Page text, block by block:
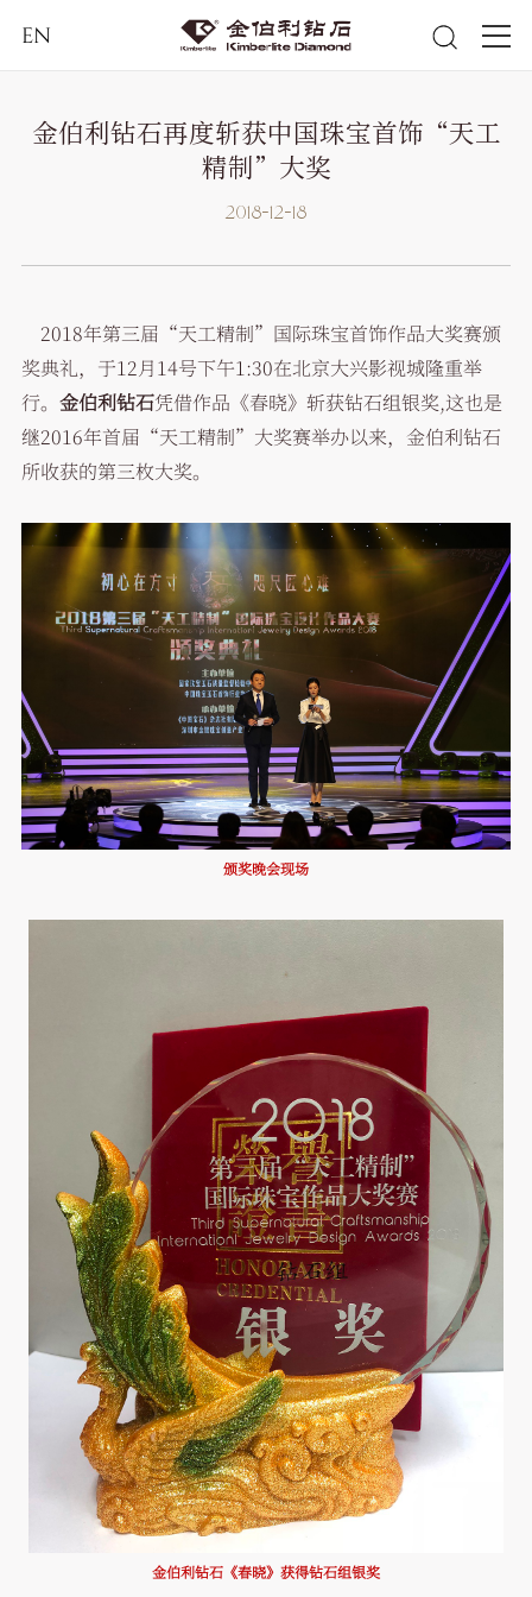
EN
金伯利钻石再度斩获中国珠宝首饰“天工
精制”大奖
2018-12-18
2018年第三届“天工精制”国际珠宝首饰作品大奖赛颁
奖典礼，于12月14号下午1:30在北京大兴影视城隆重举
行。 金伯利钻石凭借作品《春晓》斩获钻石组银奖,这也是
继2016年首届“天工精制”大奖赛举办以来，金伯利钻石
所收获的第三枚大奖。
颁奖晚会现场
金伯利钻石《春晓》获得钻石组银奖